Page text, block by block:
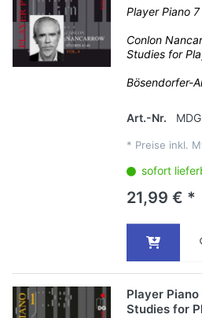
Player Piano 7
Conlon
Studies for
Bösendorfer-
Art.-Nr.
* Preise inkl.
sofort
21,99 € *
Player
Studies for